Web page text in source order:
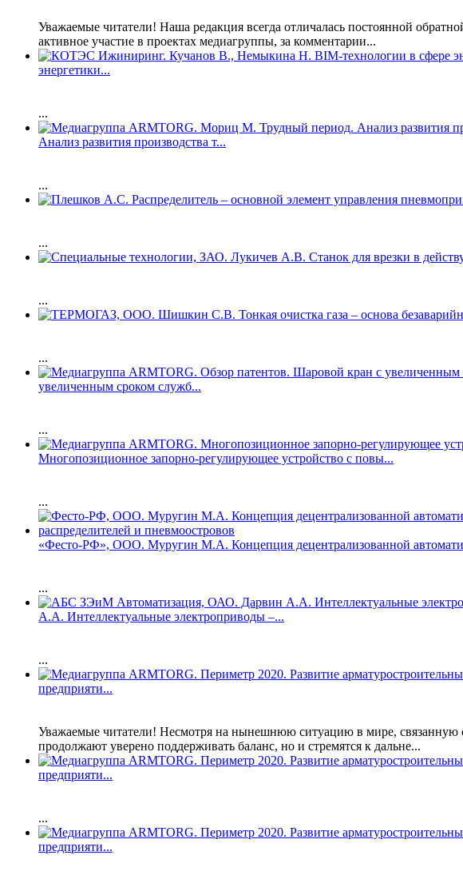
Уважаемые читатели! Наша редакция всегда отличалась постоянной
активное участие в проектах медиагруппы, за комментарии...
энергетики...
...
Анализ развития производства т...
...
...
...
...
увеличенным сроком служб...
...
Многопозиционное запорно-регулирующее устройство с повы...
...
«Фесто-РФ», ООО. Муругин М.А. Концепция децентрализованной
...
А.А. Интеллектуальные электроприводы –...
...
предприяти...
Уважаемые читатели! Несмотря на нынешнюю ситуацию в мире, связанную
продолжают уверено поддерживать баланс, но и стремятся к дальне...
предприяти...
...
предприяти...